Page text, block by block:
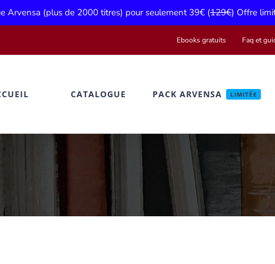
Arvensa (plus de 2000 titres) pour seulement 39€ (129€) Offre
Ebooks gratuits Faq et
CATALOGUE PACK ARVENSA LIMITÉE